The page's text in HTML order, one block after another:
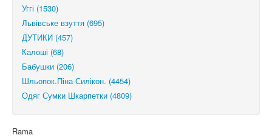
Уггі (1530)
Львівське взуття (695)
ДУТИКИ (457)
Калоші (68)
Бабушки (206)
Шльопок.Піна-Силікон. (4454)
Одяг Сумки Шкарпетки (4809)
Rama